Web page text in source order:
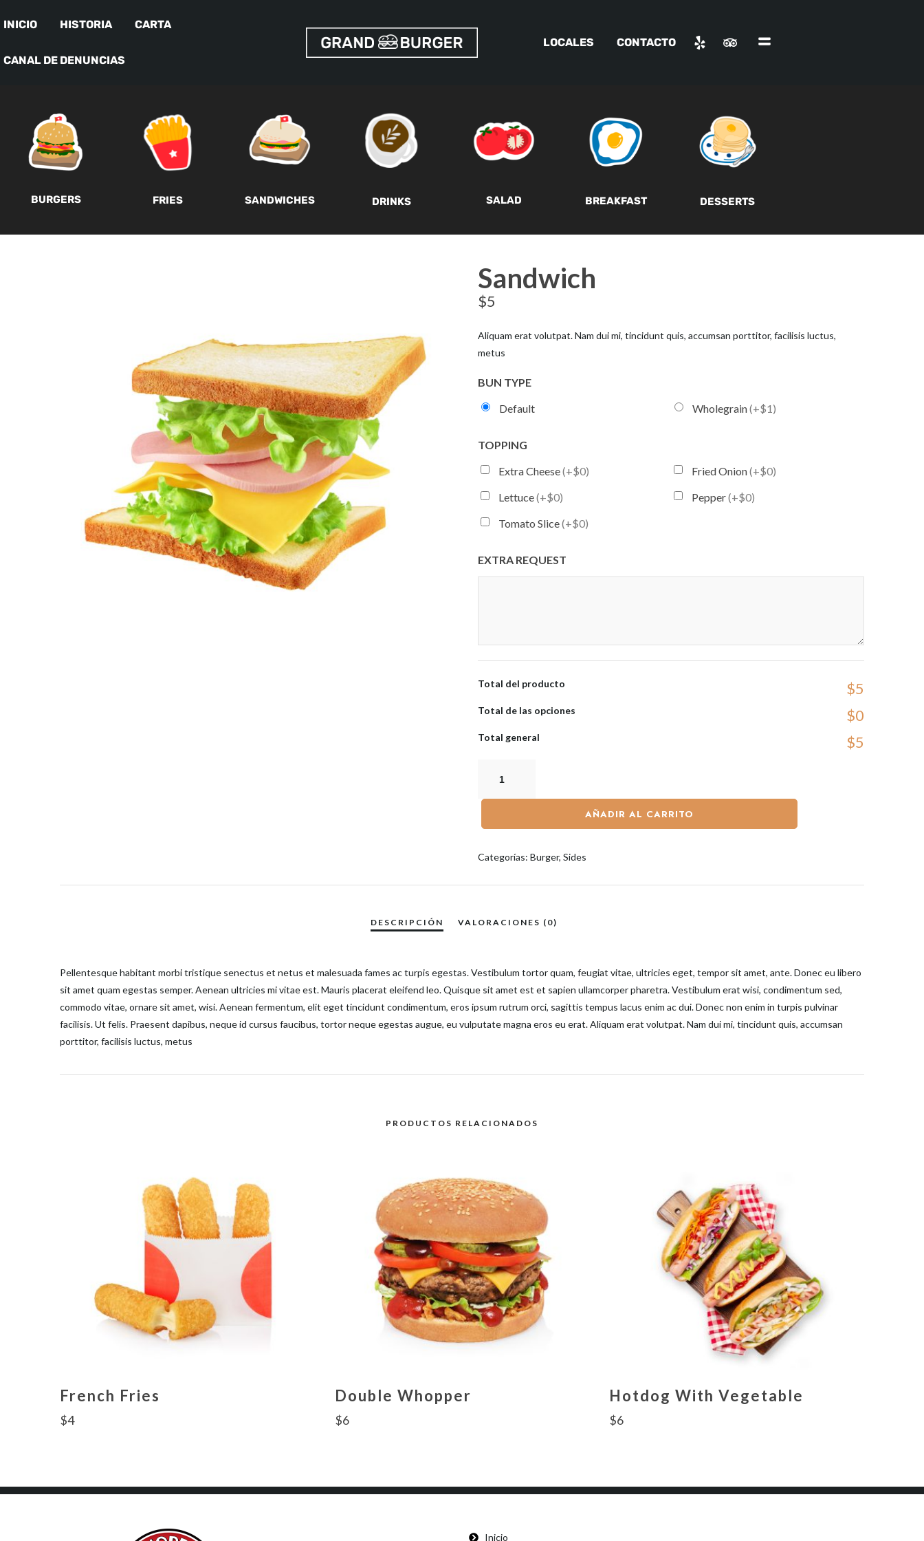
INICIO HISTORIA CARTA
CANAL DE DENUNCIAS
LOCALES CONTACTO
BURGERS FRIES SANDWICHES DRINKS SALAD BREAKFAST DESSERTS
Sandwich
$5
Aliquam erat volutpat. Nam dui mi, tincidunt quis, accumsan porttitor, facilisis luctus,
metus
BUN TYPE
Default
Wholegrain(+$1)
TOPPING
Extra Cheese(+$0) Fried Onion(+$0)
Lettuce(+$0) Pepper(+$0)
Tomato Slice(+$0)
EXTRA REQUEST
Total del producto $5
Total de las opciones $0
Total general $5
AÑADIR AL CARRITO
Categorías:Burger,Sides
Pellentesque habitant morbi tristique senectus et netus et malesuada fames ac turpis egestas. Vestibulum tortor quam, feugiat vitae, ultricies eget, tempor sit amet, ante. Donec eu libero
sit amet quam egestas semper. Aenean ultricies mi vitae est. Mauris placerat eleifend leo. Quisque sit amet est et sapien ullamcorper pharetra. Vestibulum erat wisi, condimentum sed,
commodo vitae, ornare sit amet, wisi. Aenean fermentum, elit eget tincidunt condimentum, eros ipsum rutrum orci, sagittis tempus lacus enim ac dui. Donec non enim in turpis pulvinar
facilisis. Ut felis. Praesent dapibus, neque id cursus faucibus, tortor neque egestas augue, eu vulputate magna eros eu erat. Aliquam erat volutpat. Nam dui mi, tincidunt quis, accumsan
porttitor, facilisis luctus, metus
PRODUCTOS RELACIONADOS
French Fries
$4
Double Whopper
$6
Hotdog With Vegetable
$6
Inicio